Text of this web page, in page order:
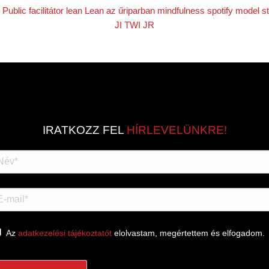
Public facilitátor lean Lean az űriparban mindfulness spotify model
JI TWI JR
IRATKOZZ FEL HÍRLEVELÜNKRE!
Az adatkezelési tájékoztatót elolvastam, megértettem és elfogadom.